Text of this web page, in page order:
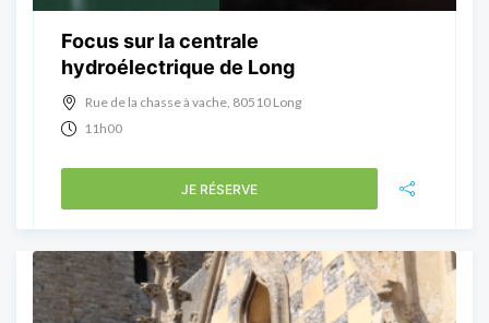
Focus sur la centrale
hydroélectrique de Long
Rue de la chasse à vache, 80510 Long
11h00
JE RÉSERVE